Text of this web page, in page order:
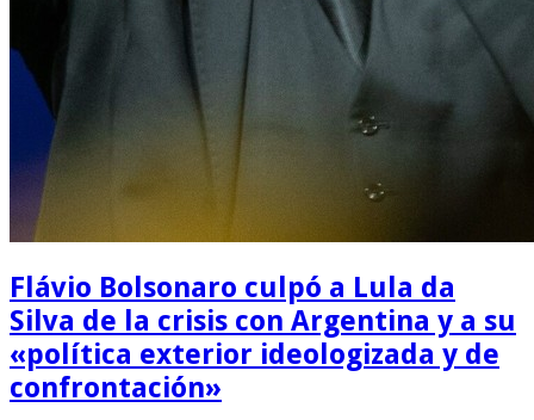
Flávio Bolsonaro culpó a Lula da
Silva de la crisis con Argentina y a su
«política exterior ideologizada y de
confrontación»